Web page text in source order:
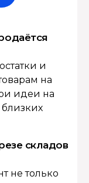
и
на
идеи на
складов
не только